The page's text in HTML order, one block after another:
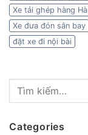
Xe tải ghép hàng
Xe đưa đón sân bay
đặt xe đi nội bài
Categories